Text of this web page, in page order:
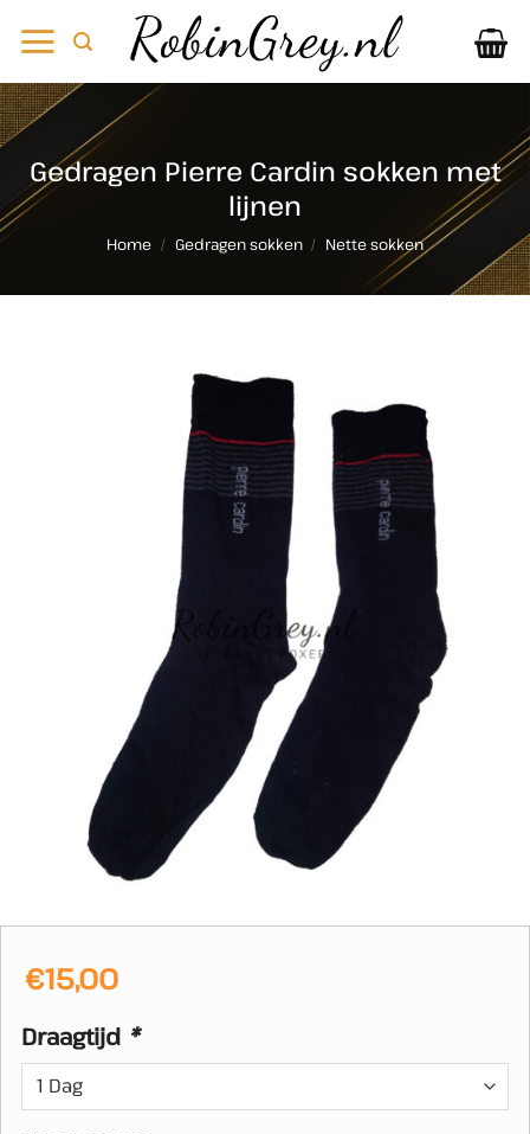
naar
Gedragen Pierre Cardin sokken met
lijnen
Home / Gedragen sokken / Nette sokken
€15,00
Draagtijd *